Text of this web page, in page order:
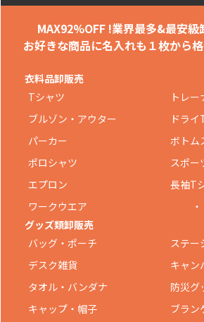
MAX92%OFF !業界最多&最安級
お好きな商品に名入れも １枚から
衣料品卸販売
Tシャツ
トレー
ブルゾン・アウター
ドラ
パーカー
ボトム
ポロシャツ
スポー
エプロン
長袖T
ワークウエア
・
グッズ類卸販売
バッグ・ポーチ
ステー
デスク雑貨
キャン
タオル・バンダナ
防災グ
キャップ・帽子
ブラン